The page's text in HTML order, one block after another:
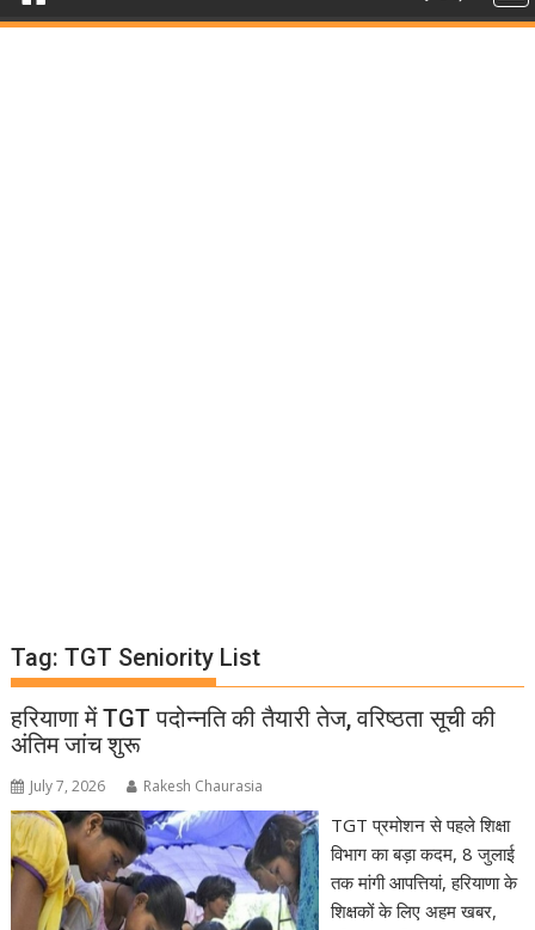
Tag:TGT Seniority List
हरियाणा में TGT पदोन्नति की तैयारी तेज, वरिष्ठता सूची की
अंतिम जांच शुरू
July 7, 2026 Rakesh Chaurasia
TGT प्रमोशन से पहले शिक्षा
विभाग का बड़ा कदम, 8 जुलाई
तक मांगी आपत्तियां, हरियाणा के
शिक्षकों के लिए अहम खबर,